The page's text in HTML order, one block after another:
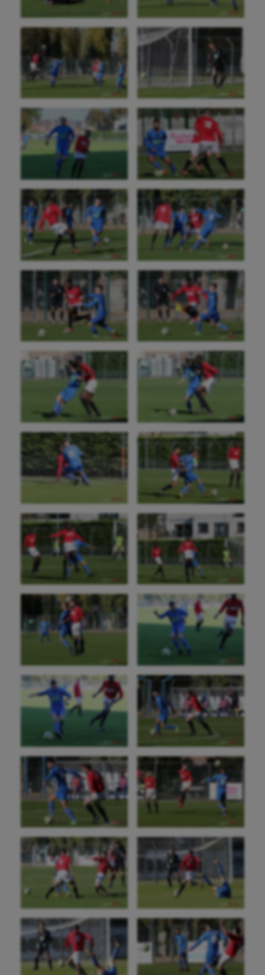
Cheerleading
Course à pied
Crossfit
Cyclisme
Danse
Equitation
Escrime
Fitness
Flag football
Football américain
Futsal
Golf
Gymnastique
Gymnastique rythmique
Haltérophilie
Handisport
Hippisme
Jeux Olympiques et Paralympiques
Kayak-polo
Longue paume
Moto
Natation
Natation artistique
Omnisports
Outdoor
Paddle
Parkour
Patinage artistique
Pétanque
Plongée
Randonnée / Marche
Roller-derby
Sarbacane
Sauvetage sportif
Sport adapté
Sport handicap
Sport santé
Sport-entreprise